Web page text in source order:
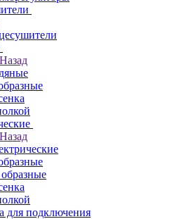
Назад
Назад
для подключения